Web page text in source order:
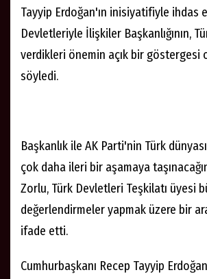
Tayyip Erdoğan'ın inisiyatifiyle ihdas
Devletleriyle İlişkiler Başkanlığının,
verdikleri önemin açık bir göstergesi
söyledi.